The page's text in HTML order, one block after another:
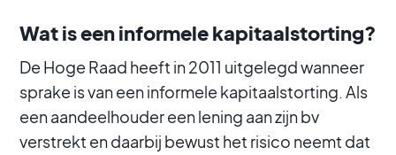
Wat is een informele kapitaalstorting?
De Hoge Raad heeft in 2011 uitgelegd wanneer
sprake is van een informele kapitaalstorting. Als
een aandeelhouder een lening aan zijn bv
verstrekt en daarbij bewust het risico neemt dat